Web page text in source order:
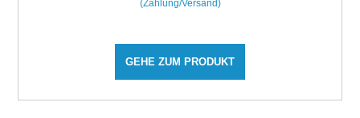
(Zahlung/Versand)
GEHE ZUM PRODUKT